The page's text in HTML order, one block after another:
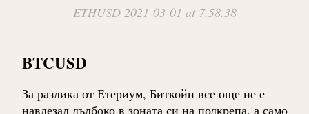
ETHUSD 2021-03-01 at 7.58.38
BTCUSD
За разлика от Етериум, Биткойн все още не е
навлезал дълбоко в зоната си на подкрепа, а само